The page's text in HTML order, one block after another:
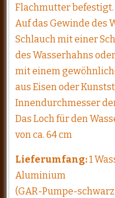
Flachmutter befestigt.
Auf das Gewinde des
Schlauch mit einer
des Wasserhahns oder
mit einem
aus Eisen oder
Innendurchmesser der
Das Loch für den
von ca. 64 cm
Lieferumfang:1
Aluminium
(GAR-Pumpe-